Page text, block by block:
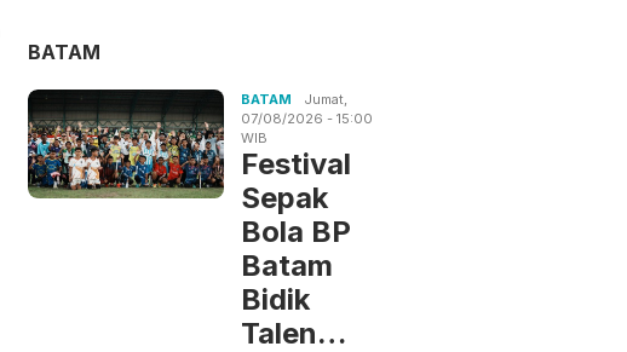
BATAM
BATAM
Jumat,
07/08/2026 - 15:00
WIB
Festival
Sepak
Bola BP
Batam
Bidik
Talen…